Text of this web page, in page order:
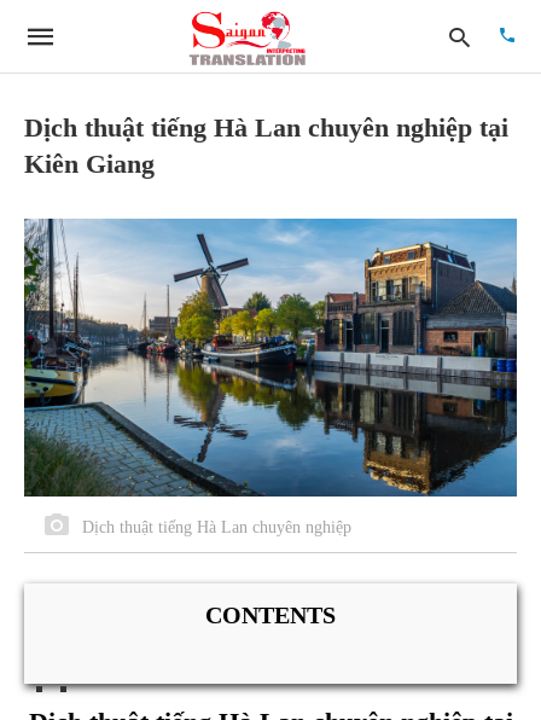
query
hit
enter:
Dịch thuật tiếng Hà Lan chuyên nghiệp tại
Kiên Giang
Dịch thuật tiếng Hà Lan chuyên nghiệp
CONTENTS